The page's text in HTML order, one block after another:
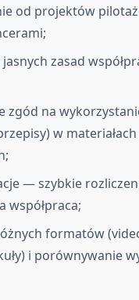
od projektów
zasad
zgód na
w materiałach
— szybkie
współpraca;
formatów
i porównywanie